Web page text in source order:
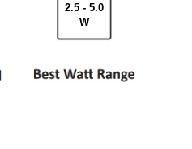
2.5 - 5.0
W